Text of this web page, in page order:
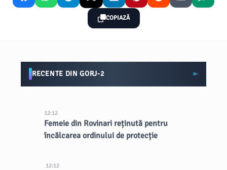
COPIAZĂ
RECENTE DIN GORJ-2
12:12
Femeie din Rovinari reținută pentru
încălcarea ordinului de protecție
12:12